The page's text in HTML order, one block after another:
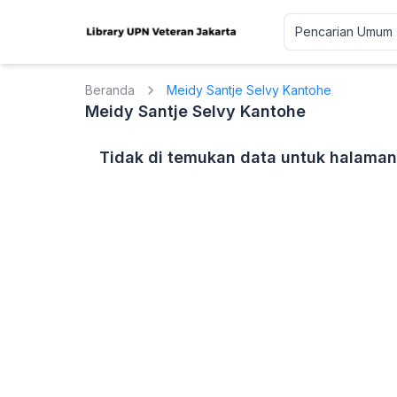
Beranda Meidy Santje Selvy Kantohe
Meidy Santje Selvy Kantohe
Tidak di temukan data untuk